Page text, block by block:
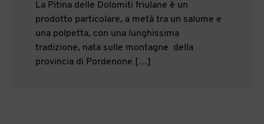
La Pitina delle Dolomiti friulane è un
prodotto particolare, a metà tra un salume e
una polpetta, con una lunghissima
tradizione, nata sulle montagne della
provincia di Pordenone […]